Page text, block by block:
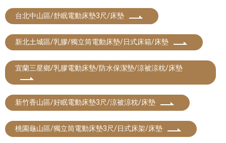
台北中山區/舒眠電動床墊3尺/床墊
新北土城區/乳膠/獨立筒電動床墊/日式床箱/床墊
宜蘭三星鄉/乳膠電動床墊/防水保潔墊/涼被涼枕/床墊
新竹香山區/好眠電動床墊3尺/涼被涼枕/床墊
桃園龜山區/獨立筒電動床墊3尺/日式床架/床墊